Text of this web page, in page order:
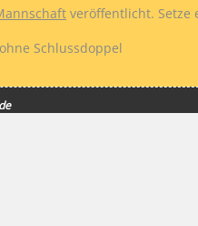
veröffentlicht. Setze
Schlussdoppel